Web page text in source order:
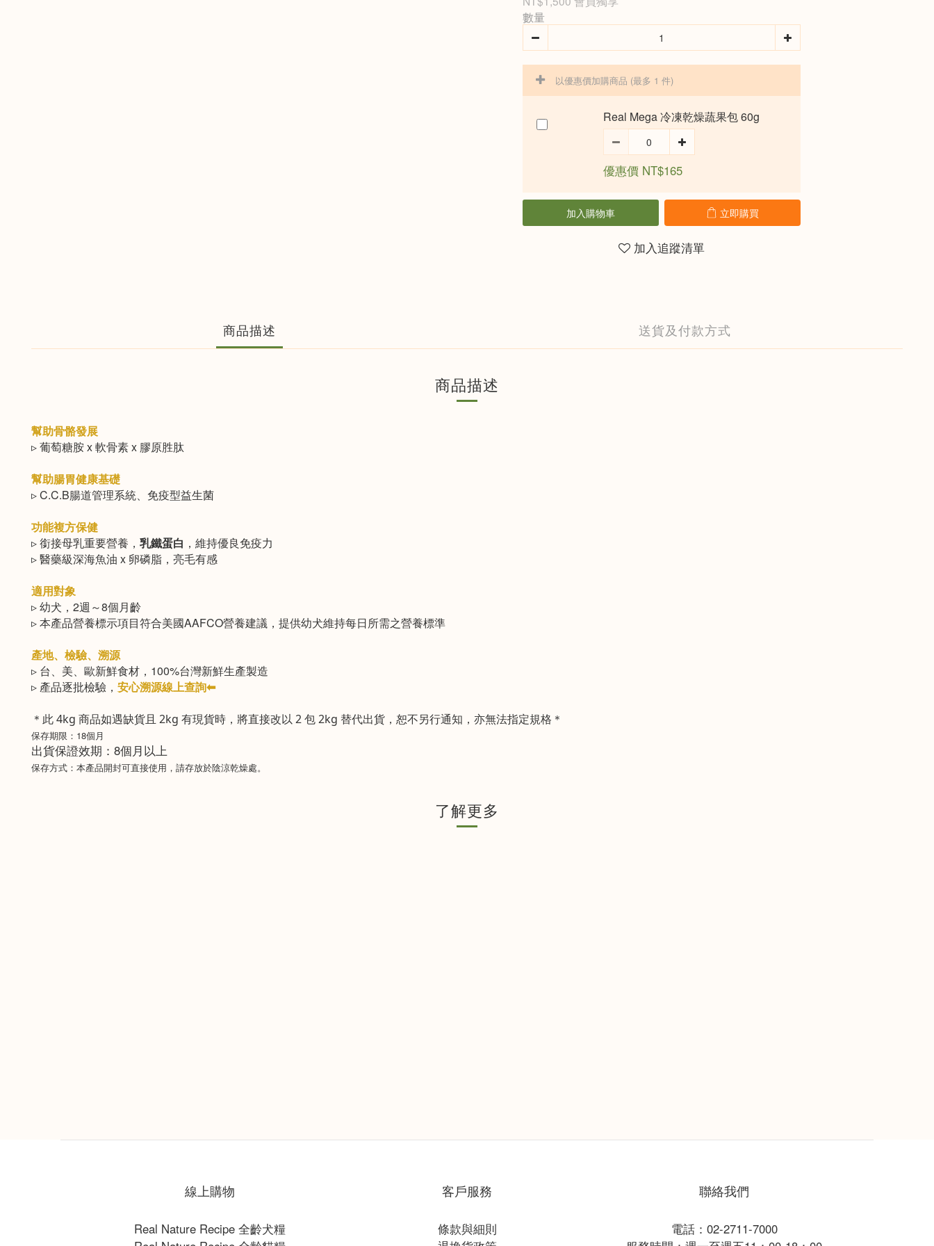
數量
以優惠價加購商品 (最多 1 件)
Real Mega 冷凍乾燥蔬果包 60g
優惠價 NT$165
加入購物車 立即購買
加入追蹤清單
商品描述 送貨及付款方式
商品描述
幫助骨骼發展
▹ 葡萄糖胺 x 軟骨素 x 膠原胜肽
幫助腸胃健康基礎
▹ C.C.B腸道管理系統、免疫型益生菌
功能複方保健
▹ 銜接母乳重要營養， 乳鐵蛋白 ，維持優良免疫力
▹ 醫藥級深海魚油 x 卵磷脂，亮毛有感
適用對象​
▹ 幼犬，2週～8個月齡
▹ 本產品營養標示項目符合美國AAFCO營養建議，提供幼犬維持每日所需之營養標準
產地、檢驗、溯源​
▹ 台、美、歐新鮮食材，100%台灣新鮮生產製造
▹ 產品逐批檢驗， 安心溯源線上查詢⬅
＊此 4kg 商品如遇缺貨且 2kg 有現貨時，將直接改以 2 包 2kg 替代出貨，恕不另行通知，亦無法指定規格＊
保存期限：18個月
出貨保證效期：8個月以上
保存方式：本產品開封可直接使用，請存放於陰涼乾燥處。
了解更多
線上購物
Real Nature Recipe 全齡犬糧
客戶服務
條款與細則
聯絡我們
電話：02-2711-7000